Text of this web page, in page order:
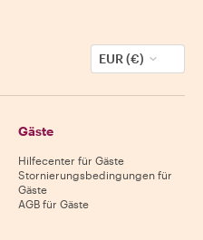
EUR (€)
Gäste
Hilfecenter für Gäste
Stornierungsbedingungen für
Gäste
AGB für Gäste